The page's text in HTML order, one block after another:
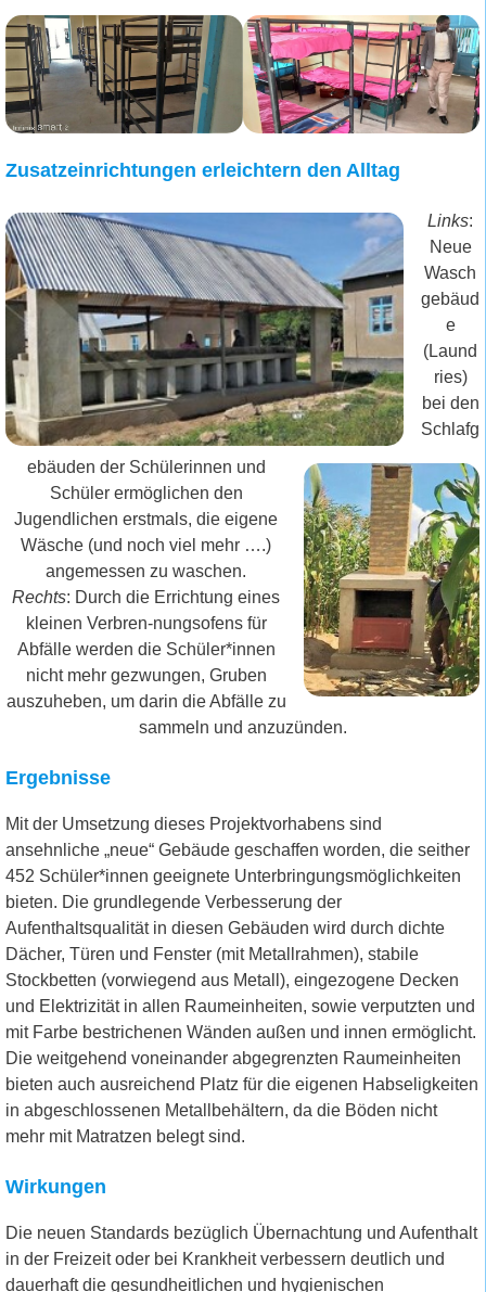
Zusatzeinrichtungen erleichtern den Alltag
Links:
Neue
Wasch
gebäud
e
(Laund
ries)
bei den
Schlafg
ebäuden der Schülerinnen und
Schüler ermöglichen den
Jugendlichen erstmals, die eigene
Wäsche (und noch viel mehr ….)
angemessen zu waschen.
Rechts: Durch die Errichtung eines
kleinen Verbren-nungsofens für
Abfälle werden die Schüler*innen
nicht mehr gezwungen, Gruben
auszuheben, um darin die Abfälle zu
sammeln und anzuzünden.
Ergebnisse
Mit der Umsetzung dieses Projektvorhabens sind
ansehnliche „neue“ Gebäude geschaffen worden, die seither
452 Schüler*innen geeignete Unterbringungsmöglichkeiten
bieten. Die grundlegende Verbesserung der
Aufenthaltsqualität in diesen Gebäuden wird durch dichte
Dächer, Türen und Fenster (mit Metallrahmen), stabile
Stockbetten (vorwiegend aus Metall), eingezogene Decken
und Elektrizität in allen Raumeinheiten, sowie verputzten und
mit Farbe bestrichenen Wänden außen und innen ermöglicht.
Die weitgehend voneinander abgegrenzten Raumeinheiten
bieten auch ausreichend Platz für die eigenen Habseligkeiten
in abgeschlossenen Metallbehältern, da die Böden nicht
mehr mit Matratzen belegt sind.
Wirkungen
Die neuen Standards bezüglich Übernachtung und Aufenthalt
in der Freizeit oder bei Krankheit verbessern deutlich und
dauerhaft die gesundheitlichen und hygienischen